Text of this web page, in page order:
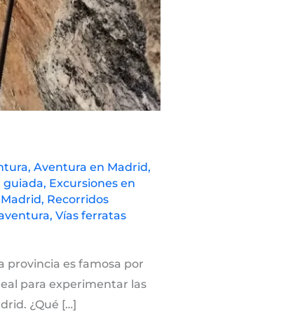
, Aventura en Madrid,
guiada, Excursiones en
, Recorridos
, Vías ferratas
provincia es famosa por
para experimentar las
¿Qué […]